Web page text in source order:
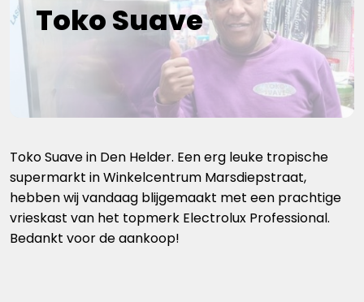
Toko Suave
Toko Suave in Den Helder. Een erg leuke tropische
supermarkt in Winkelcentrum Marsdiepstraat,
hebben wij vandaag blijgemaakt met een prachtige
vrieskast van het topmerk Electrolux Professional.
Bedankt voor de aankoop!